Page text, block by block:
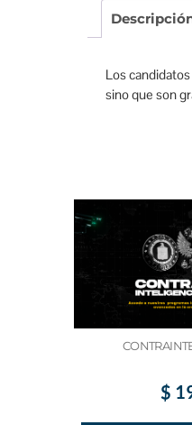
Los
sino que son
$